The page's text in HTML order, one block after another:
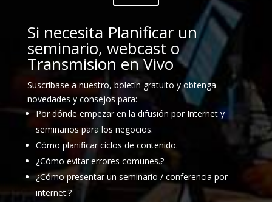
Si necesita Planificar un
seminario, webcast o
Transmision en Vivo
Suscríbase a nuestro, boletín gratuito y obtenga
novedades y consejos para:
Por dónde empezar en la difusión por Internet y
seminarios para los negocios.
Cómo planificar ciclos de contenido.
¿Cómo evitar errores comunes.?
¿Cómo presentar un seminario / conferencia por
internet.?